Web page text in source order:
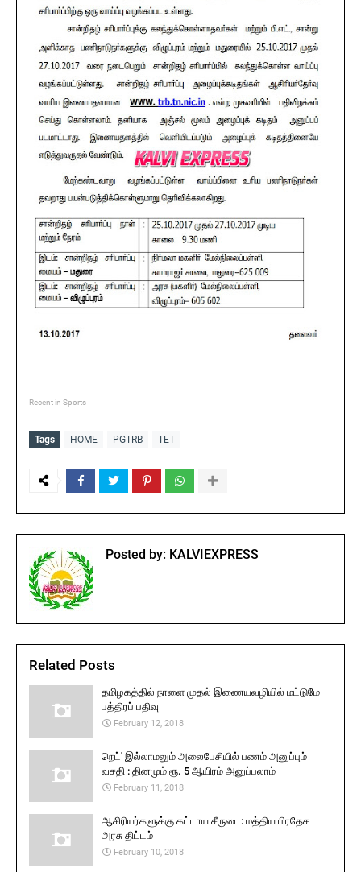
Recent in Sports
Tags HOME PGTRB TET
Posted by: KALVIEXPRESS
Related Posts
தமிழகத்தில் நாளை முதல் இணையவழியில் மட்டுமே
பத்திரப் பதிவு
February 12, 2018
நெட்' இல்லாமலும் அலைபேசியில் பணம் அனுப்பும்
வசதி : தினமும் ரூ. 5 ஆயிரம் அனுப்பலாம்
February 11, 2018
ஆசிரியர்களுக்கு கட்டாய சீருடை: மத்திய பிரதேச
அரசு திட்டம்
February 10, 2018